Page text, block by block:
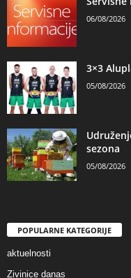
06/08/2026
3×3
05/08/2026
sezona
05/08/2026
POPULARNE KATEGORIJE
aktuelnosti
Zivinice danas